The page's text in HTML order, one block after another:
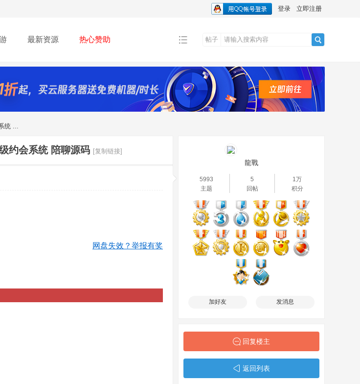
登录 立即注册
最新资源 热心赞助 帖子
索
统 ...
约会系统 陪聊源码 [复制链接]
网盘失效？举报有奖
龍戰
5993
主题
5
回帖
1万
积分
加好友 发消息
回复楼主
返回列表